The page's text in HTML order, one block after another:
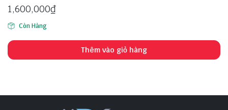
1,600,000₫
Còn Hàng
Thêm vào giỏ hàng